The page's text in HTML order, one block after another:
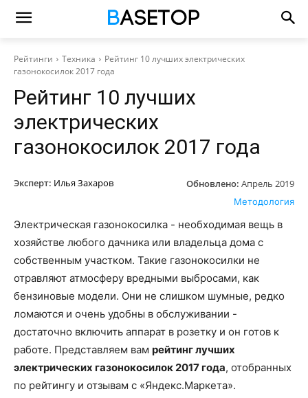
Рейтинги Техника
Рейтинг 10 лучших электрических
газонокосилок 2017 года
Рейтинг 10 лучших
электрических
газонокосилок 2017 года
Эксперт: Илья Захаров Обновлено: Апрель 2019
Методология
Электрическая газонокосилка - необходимая вещь в
хозяйстве любого дачника или владельца дома с
собственным участком. Такие газонокосилки не
отравляют атмосферу вредными выбросами, как
бензиновые модели. Они не слишком шумные, редко
ломаются и очень удобны в обслуживании -
достаточно включить аппарат в розетку и он готов к
работе. Представляем вам рейтинг лучших
электрических газонокосилок 2017 года, отобранных
по рейтингу и отзывам с «Яндекс.Маркета».